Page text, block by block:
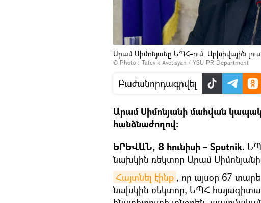
Արամ Սիմոնյանը ԵՊՀ–ում. Արխիվային
© Photo : Tatevik Avetisyan / YSU PR Department
Բաժանորդագրվել
Արամ Սիմոնյանի մահվան
հանձնաժողով։
ԵՐԵՎԱՆ, 8 հունիսի – Sputnik.
նախկին ռեկտոր Արամ
Հայտնել էինք , որ այսօր 67
նախկին ռեկտոր, ԵՊՀ